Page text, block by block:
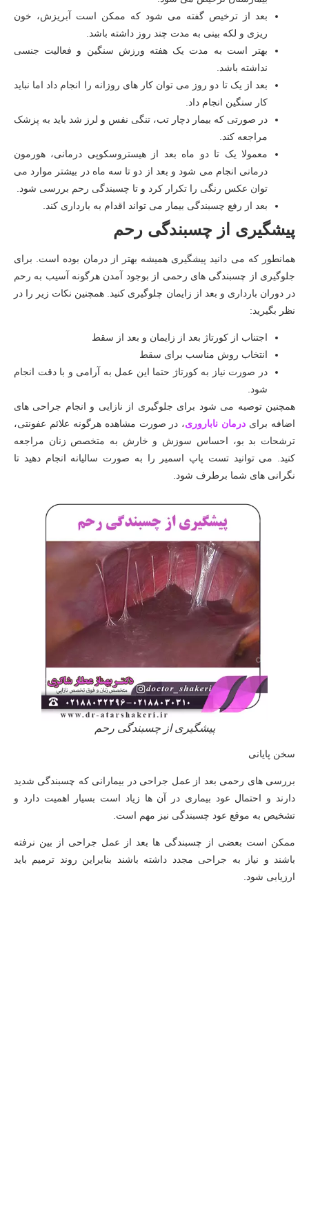
بعد از ترخیص گفته می شود که ممکن است آبریزش، خون
ریزی و لکه بینی به مدت چند روز داشته باشد.
بهتر است به مدت یک هفته ورزش سنگین و فعالیت جنسی
نداشته باشد.
بعد از یک تا دو روز می توان کار های روزانه را انجام داد اما نباید
کار سنگین انجام داد.
در صورتی که بیمار دچار تب، تنگی نفس و لرز شد باید به پزشک
مراجعه کند.
معمولا یک تا دو ماه بعد از هیستروسکوپی درمانی، هورمون
درمانی انجام می شود و بعد از دو تا سه ماه در بیشتر موارد می
توان عکس رنگی را تکرار کرد و تا چسبندگی رحم بررسی شود.
بعد از رفع چسبندگی بیمار می تواند اقدام به بارداری کند.
پیشگیری از چسبندگی رحم
همانطور که می دانید پیشگیری همیشه بهتر از درمان بوده است. برای
جلوگیری از چسبندگی های رحمی از بوجود آمدن هرگونه آسیب به رحم
در دوران بارداری و بعد از زایمان چلوگیری کنید. همچنین نکات زیر را در
نظر بگیرید:
اجتناب از کورتاژ بعد از زایمان و بعد از سقط
انتخاب روش مناسب برای سقط
در صورت نیاز به کورتاژ حتما این عمل به آرامی و با دقت انجام
شود.
همچنین توصیه می شود برای جلوگیری از نازایی و انجام جراحی های
اضافه برای درمان ناباروری، در صورت مشاهده هرگونه علائم عفونتی،
ترشحات بد بو، احساس سوزش و خارش به متخصص زنان مراجعه
کنید. می توانید تست پاپ اسمیر را به صورت سالیانه انجام دهید تا
نگرانی های شما برطرف شود.
پیشگیری از چسبندگی رحم
سخن پایانی
بررسی های رحمی بعد از عمل جراحی در بیمارانی که چسبندگی شدید
دارند و احتمال عود بیماری در آن ها زیاد است بسیار اهمیت دارد و
تشخیص به موقع عود چسبندگی نیز مهم است.
ممکن است بعضی از چسبندگی ها بعد از عمل جراحی از بین نرفته
باشند و نیاز به جراحی مجدد داشته باشند بنابراین روند ترمیم باید
ارزیابی شود.